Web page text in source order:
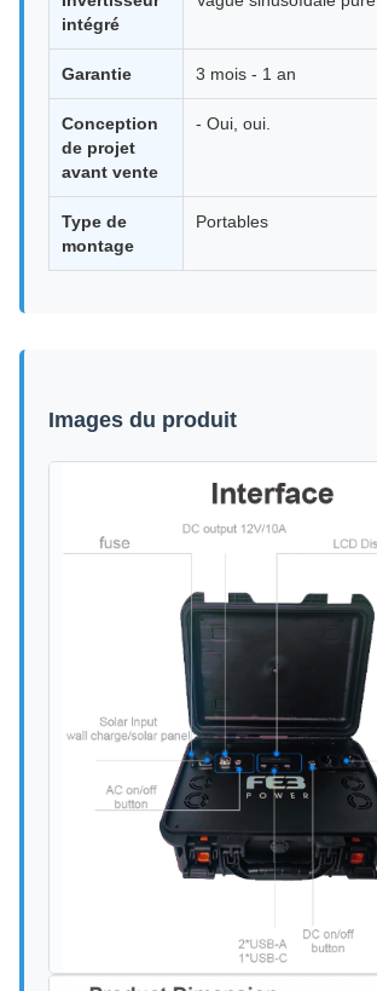
intégré
Garantie 3 mois - 1 an
Conception
de projet
avant vente
- Oui, oui.
Type de
montage
Portables
Images du produit